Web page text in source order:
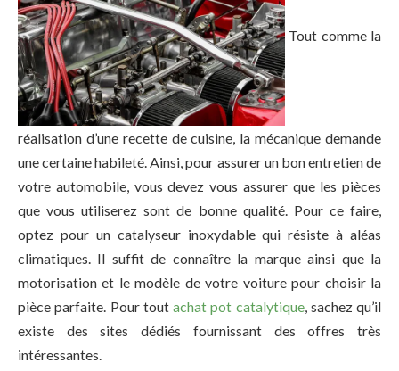
Tout comme la
réalisation d’une recette de cuisine, la mécanique demande
une certaine habileté. Ainsi, pour assurer un bon entretien de
votre automobile, vous devez vous assurer que les pièces
que vous utiliserez sont de bonne qualité. Pour ce faire,
optez pour un catalyseur inoxydable qui résiste à aléas
climatiques. Il suffit de connaître la marque ainsi que la
motorisation et le modèle de votre voiture pour choisir la
pièce parfaite. Pour tout achat pot catalytique, sachez qu’il
existe des sites dédiés fournissant des offres très
intéressantes.